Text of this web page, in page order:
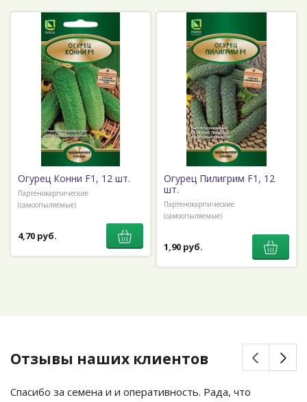
Огурец Конни F1, 12 шт.
Партенокарпические
(самоопыляемые)
4,70 руб.
Огурец Пилигрим F1, 12
шт.
Партенокарпические
(самоопыляемые)
1,90 руб.
Отзывы наших клиентов
Спасибо за семена и и оперативность. Рада, что